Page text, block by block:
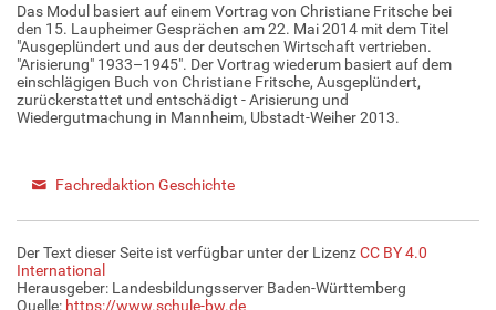
Das Modul basiert auf einem Vortrag von Christiane Fritsche bei
den 15. Laupheimer Gesprächen am 22. Mai 2014 mit dem Titel
"Ausgeplündert und aus der deutschen Wirtschaft vertrieben.
"Arisierung" 1933–1945". Der Vortrag wiederum basiert auf dem
einschlägigen Buch von Christiane Fritsche, Ausgeplündert,
zurückerstattet und entschädigt - Arisierung und
Wiedergutmachung in Mannheim, Ubstadt-Weiher 2013.
Fachredaktion Geschichte
Der Text dieser Seite ist verfügbar unter der LizenzCC BY 4.0
International
Herausgeber: Landesbildungsserver Baden-Württemberg
Quelle: https://www.schule-bw.de